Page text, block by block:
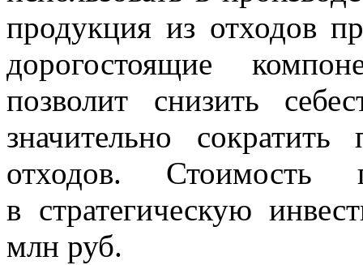
продукция из отходов
дорогостоящие
позволит снизить
значительно
отходов. Стоимость
в стратегическую
млн руб.